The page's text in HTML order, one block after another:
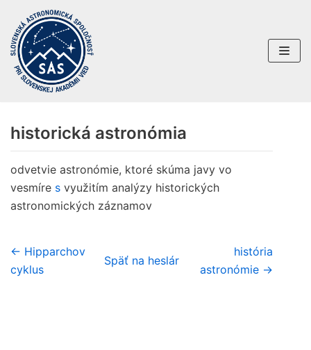
Preskočiť
na
obsah
historická astronómia
odvetvie astronómie, ktoré skúma javy vo
vesmíre s využitím analýzy historických
astronomických záznamov
← Hipparchov
cyklus
Späť na heslár
história
astronómie →